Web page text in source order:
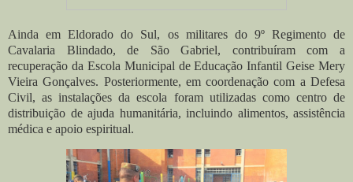
Ainda em Eldorado do Sul, os militares do 9º Regimento de
Cavalaria Blindado, de São Gabriel, contribuíram com a
recuperação da Escola Municipal de Educação Infantil Geise Mery
Vieira Gonçalves. Posteriormente, em coordenação com a Defesa
Civil, as instalações da escola foram utilizadas como centro de
distribuição de ajuda humanitária, incluindo alimentos, assistência
médica e apoio espiritual.